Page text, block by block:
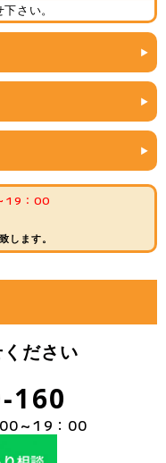
さい。
19：00
します。
ださい
160
～19：00